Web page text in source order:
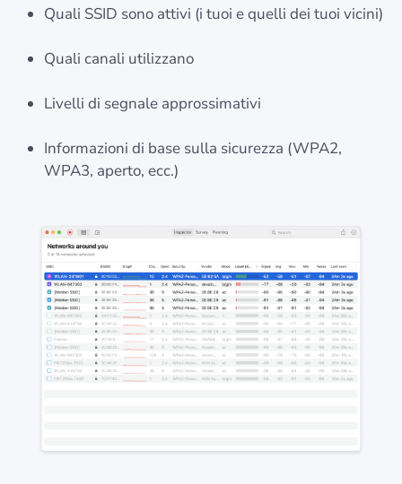
Quali SSID sono attivi (i tuoi e quelli dei tuoi vicini)
Quali canali utilizzano
Livelli di segnale approssimativi
Informazioni di base sulla sicurezza (WPA2,
WPA3, aperto, ecc.)